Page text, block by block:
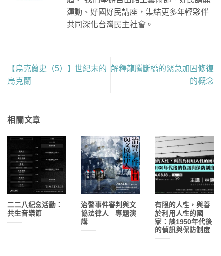
運動、好國好民講座，集結更多年輕夥伴
共同深化台灣民主社會。
【烏克蘭史（5）】世紀末的
烏克蘭
解釋龍騰斷橋的緊急加固修復
的概念
相關文章
二二八紀念活動：
共生音樂節
治警事件審判與文
協法律人 專題演
講
有限的人性，與善
於利用人性的國
家：談1950年代後
的偵訊與保防制度